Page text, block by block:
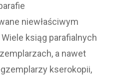
niewłaściwym
ksiąg parafialnych
a nawet
kserokopii,